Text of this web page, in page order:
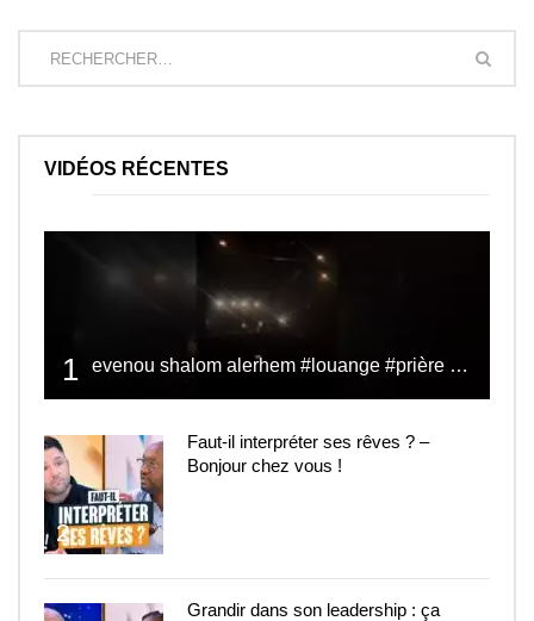
VIDÉOS RÉCENTES
1 evenou shalom alerhem #louange #prière #shalom
2
Faut-il interpréter ses rêves ? –
Bonjour chez vous !
Grandir dans son leadership : ça